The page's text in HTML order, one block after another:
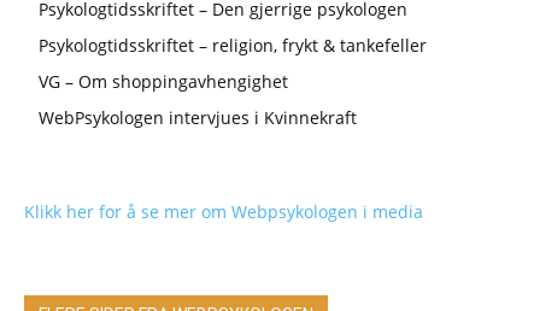
Psykologtidsskriftet – Den gjerrige psykologen
Psykologtidsskriftet – religion, frykt & tankefeller
VG – Om shoppingavhengighet
WebPsykologen intervjues i Kvinnekraft
Klikk her for å se mer om Webpsykologen i media